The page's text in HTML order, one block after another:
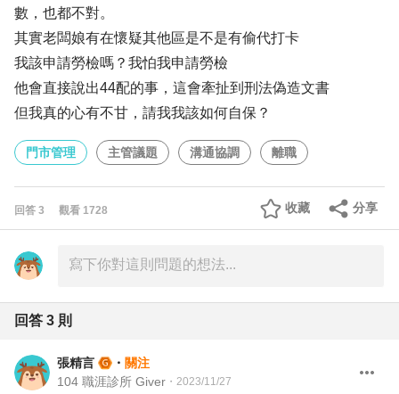
數，也都不對。
其實老闆娘有在懷疑其他區是不是有偷代打卡
我該申請勞檢嗎？我怕我申請勞檢
他會直接說出44配的事，這會牽扯到刑法偽造文書
但我真的心有不甘，請我我該如何自保？
門市管理 主管議題 溝通協調 離職
回答 3 觀看 1728 分享
收藏
回答 3 則
張精言 ・ 關注
104 職涯診所 Giver ・ 2023/11/27